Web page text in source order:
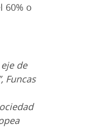
60% o
de
Funcas